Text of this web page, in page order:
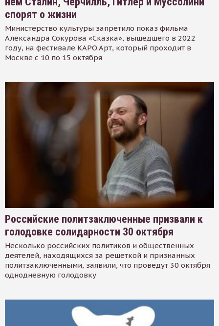
спорят о жизни
Министерство культуры запретило показ фильма
Александра Сокурова «Сказка», вышедшего в 2022
году, на фестивале КАРО.Арт, который проходит в
Москве с 10 по 15 октября
Российские политзаключенные призвали к
голодовке солидарности 30 октября
Несколько российских политиков и общественных
деятелей, находящихся за решеткой и признанных
политзаключенными, заявили, что проведут 30 октября
однодневную голодовку